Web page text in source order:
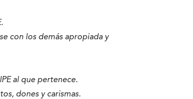
con los demás apropiada y
al que pertenece.
dones y carismas.